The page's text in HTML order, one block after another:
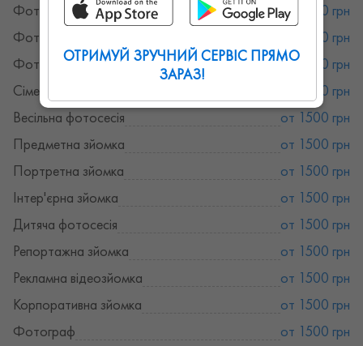
Фотозйомка заходів
от 1500 грн
Фотосесія Love Story
от 1500 грн
Фотосесія вагітних
от 1500 грн
Сімейна фотосесія
от 1500 грн
Весільна фотосесія
от 1500 грн
Предметна зйомка
от 1500 грн
Портретна зйомка
от 1500 грн
Інтер'єрна зйомка
от 1500 грн
Дитяча фотосесія
от 1500 грн
Репортажна зйомка
от 1500 грн
Рекламна відеозйомка
от 1500 грн
Корпоративна зйомка
от 1500 грн
Фотограф
от 1500 грн
ОТРИМУЙ ЗРУЧНИЙ СЕРВІС ПРЯМО
ЗАРАЗ!